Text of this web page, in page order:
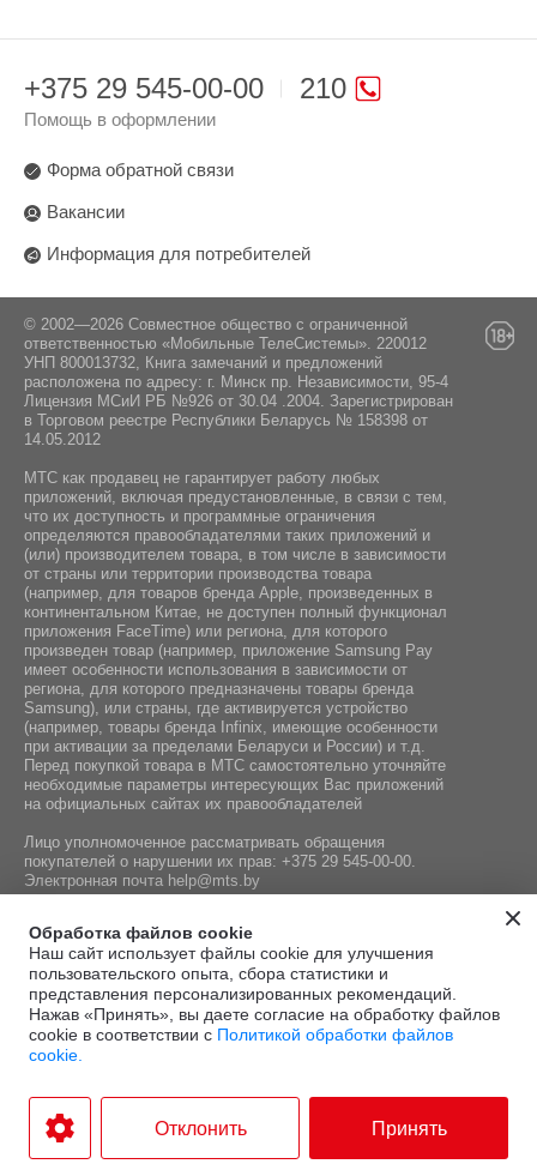
210
+375 29 545-00-00
Помощь в оформлении
Форма обратной связи
Вакансии
Информация для потребителей
© 2002—2026 Совместное общество с ограниченной
ответственностью «Мобильные ТелеСистемы». 220012
УНП 800013732, Книга замечаний и предложений
расположена по адресу: г. Минск пр. Независимости, 95-4
Лицензия МСиИ РБ №926 от 30.04 .2004. Зарегистрирован
в Торговом реестре Республики Беларусь № 158398 от
14.05.2012
МТС как продавец не гарантирует работу любых
приложений, включая предустановленные, в связи с тем,
что их доступность и программные ограничения
определяются правообладателями таких приложений и
(или) производителем товара, в том числе в зависимости
от страны или территории производства товара
(например, для товаров бренда Apple, произведенных в
континентальном Китае, не доступен полный функционал
приложения FaceTime) или региона, для которого
произведен товар (например, приложение Samsung Pay
имеет особенности использования в зависимости от
региона, для которого предназначены товары бренда
Samsung), или страны, где активируется устройство
(например, товары бренда Infiniх, имеющие особенности
при активации за пределами Беларуси и России) и т.д.
Перед покупкой товара в МТС самостоятельно уточняйте
необходимые параметры интересующих Вас приложений
на официальных сайтах их правообладателей
Лицо уполномоченное рассматривать обращения
покупателей о нарушении их прав: +375 29 545-00-00.
Электронная почта help@mts.by
распорядительных органов по месту государственной
регистрации СООО «Мобильные ТелеСистемы»,
уполномоченных рассматривать обращения покупателей:
+375 17 215-14-65
reCAPTCHA, а также
применяются
конфиденциальности
Google
Условия
Разработка интернет-магазина
Обработка файлов cookie
Наш сайт использует файлы cookie для улучшения
пользовательского опыта, сбора статистики и
представления персонализированных рекомендаций.
Нажав «Принять», вы даете согласие на обработку файлов
cookie в соответствии с Политикой обработки файлов
cookie.
Отклонить Принять